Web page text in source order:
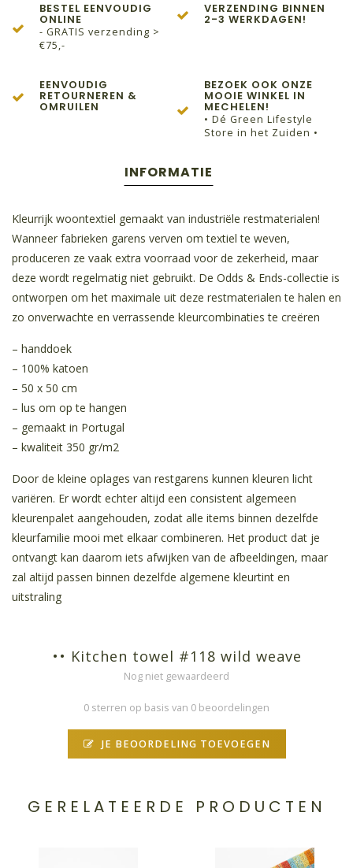
BESTEL EENVOUDIG
ONLINE
- GRATIS verzending >
€75,-
VERZENDING BINNEN
2-3 WERKDAGEN!
EENVOUDIG
RETOURNEREN &
OMRUILEN
BEZOEK OOK ONZE
MOOIE WINKEL IN
MECHELEN!
• Dé Green Lifestyle
Store in het Zuiden •
INFORMATIE
Kleurrijk woontextiel gemaakt van industriële restmaterialen!
Wanneer fabrieken garens verven om textiel te weven,
produceren ze vaak extra voorraad voor de zekerheid, maar
deze wordt regelmatig niet gebruikt. De Odds & Ends-collectie is
ontworpen om het maximale uit deze restmaterialen te halen en
zo onverwachte en verrassende kleurcombinaties te creëren
– handdoek
– 100% katoen
– 50 x 50 cm
– lus om op te hangen
– gemaakt in Portugal
– kwaliteit 350 gr/m2
Door de kleine oplages van restgarens kunnen kleuren licht
variëren. Er wordt echter altijd een consistent algemeen
kleurenpalet aangehouden, zodat alle items binnen dezelfde
kleurfamilie mooi met elkaar combineren. Het product dat je
ontvangt kan daarom iets afwijken van de afbeeldingen, maar
zal altijd passen binnen dezelfde algemene kleurtint en
uitstraling
•• Kitchen towel #118 wild weave
Nog niet gewaardeerd
0 sterren op basis van 0 beoordelingen
JE BEOORDELING TOEVOEGEN
GERELATEERDE PRODUCTEN